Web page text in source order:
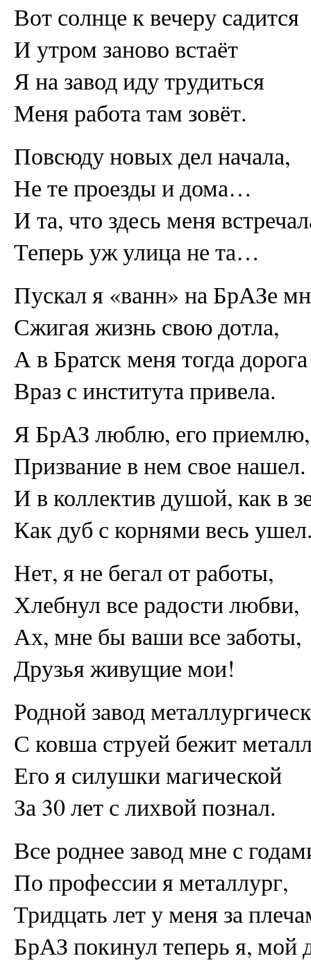
Вот солнце к вечеру садится
И утром заново встаёт
Я на завод иду трудиться
Меня работа там зовёт.
Повсюду новых дел начала,
Не те проезды и дома…
И та, что здесь меня
Теперь уж улица не та…
Пускал я «ванн» на БрАЗе
Сжигая жизнь свою дотла,
А в Братск меня тогда дорога
Враз с института привела.
Я БрАЗ люблю, его приемлю,
Призвание в нем свое нашел.
И в коллектив душой, как в
Как дуб с корнями весь
Нет, я не бегал от работы,
Хлебнул все радости любви,
Ах, мне бы ваши все заботы,
Друзья живущие мои!
Родной завод
С ковша струей бежит
Его я силушки магической
За 30 лет с лихвой познал.
Все роднее завод мне с
По профессии я металлург,
Тридцать лет у меня за
БрАЗ покинул теперь я, мой